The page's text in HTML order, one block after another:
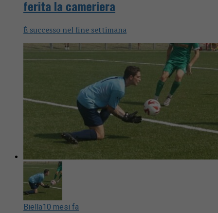
ferita la cameriera
È successo nel fine settimana
Biella10 mesi fa